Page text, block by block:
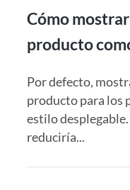
Cómo
producto
Por defecto,
producto para los
estilo
reduciría...